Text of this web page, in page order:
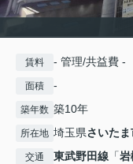
賃料 - 管理/共益費 -
面積 -
築年数 築10年
所在地 埼玉県さいた
交通 東武野田線 「岩